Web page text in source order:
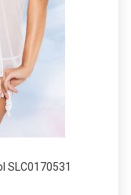
SLC0170531